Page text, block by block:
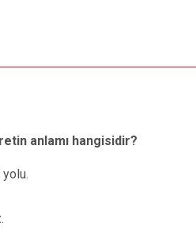
anlamı hangisidir?